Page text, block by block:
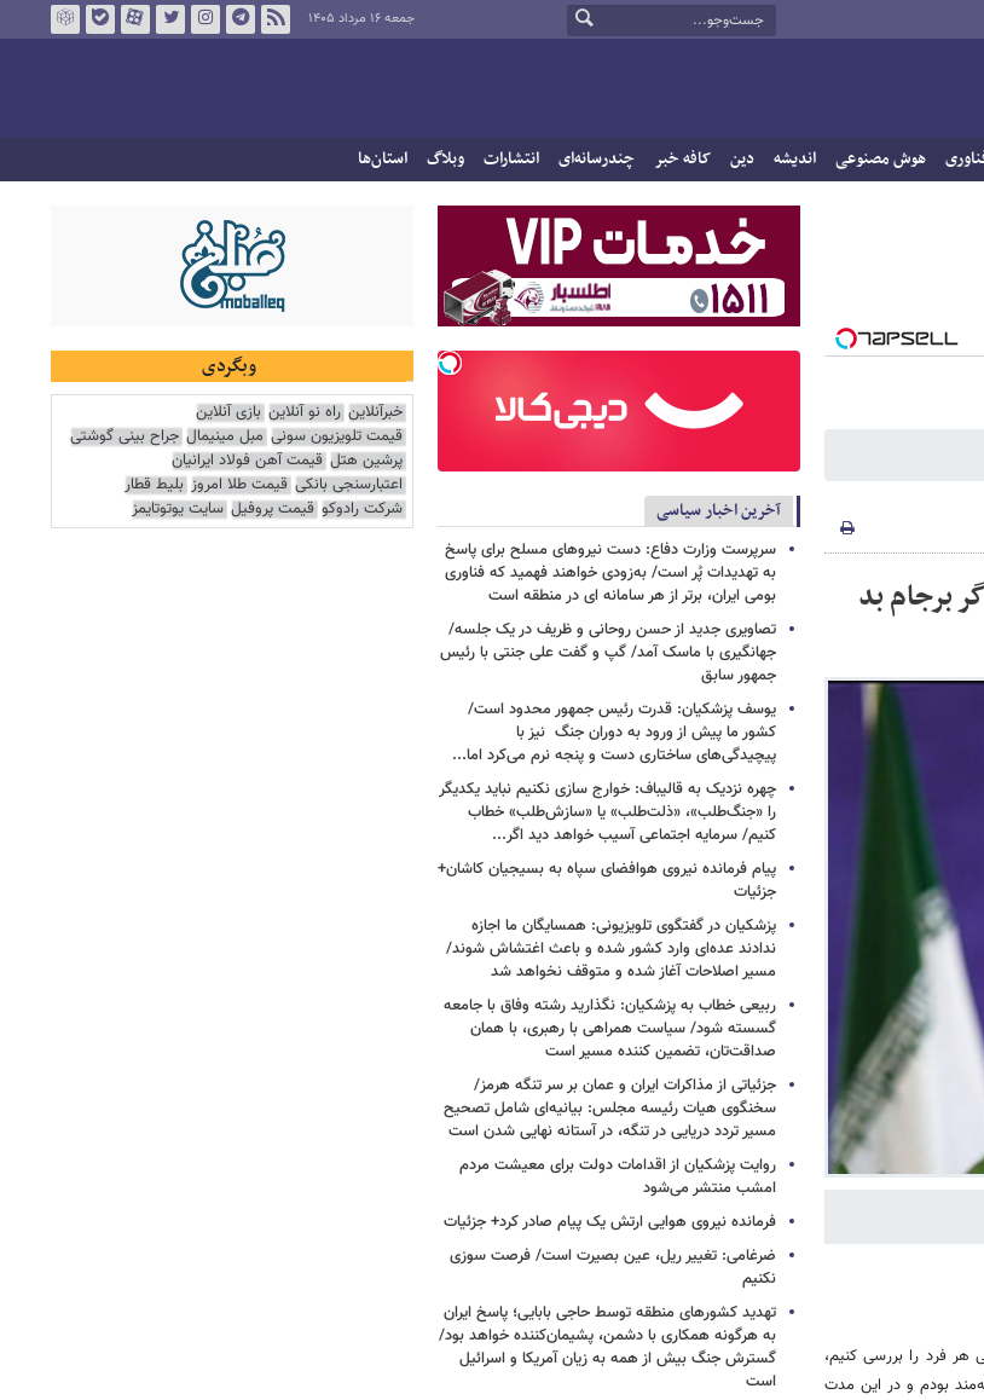
جمعه ۱۶ مرداد ۱۴۰۵
هوش مصنوعی اندیشه دین کافه خبر چندرسانه‌ای انتشارات وبلاگ استان‌ها
برجام بد
فرد را بررسی کنیم،
سیاسی کشور علاقه‌مند بودم و در این مدت
آخرین اخبار سیاسی
سرپرست وزارت دفاع: دست نیروهای مسلح برای پاسخ
به تهدیدات پُر است/ به‌زودی خواهند فهمید که فناوری
بومی ایران، برتر از هر سامانه ای در منطقه است
تصاویری جدید از حسن روحانی و ظریف در یک جلسه/
جهانگیری با ماسک آمد/ گپ و گفت علی جنتی با رئیس
جمهور سابق
یوسف پزشکیان: قدرت رئیس‌ جمهور محدود است/
کشور ما پیش از ورود به دوران جنگ نیز با
پیچیدگی‌های ساختاری دست و پنجه نرم می‌کرد اما...
چهره نزدیک به قالیباف: خوارج سازی نکنیم نباید یکدیگر
را «جنگ‌طلب»، «ذلت‌طلب» یا «سازش‌طلب» خطاب
کنیم/ سرمایه اجتماعی آسیب خواهد دید اگر...
پیام فرمانده نیروی هوافضای سپاه به بسیجیان کاشان+
جزئیات
پزشکیان در گفتگوی تلویزیونی: همسایگان ما اجازه
ندادند عده‌ای وارد کشور شده و باعث اغتشاش شوند/
مسیر اصلاحات آغاز شده و متوقف نخواهد شد
ربیعی خطاب به پزشکیان: نگذارید رشته وفاق با جامعه
گسسته شود/ سیاست همراهی با رهبری، با همان
صداقت‌تان، تضمین کننده مسیر است
جزئیاتی از مذاکرات ایران و عمان بر سر تنگه هرمز/
سخنگوی هیات رئیسه مجلس: بیانیه‌ای شامل تصحیح
مسیر تردد دریایی در تنگه، در آستانه نهایی شدن است
روایت پزشکیان از اقدامات دولت برای معیشت مردم
امشب منتشر می‌شود
فرمانده نیروی هوایی ارتش یک پیام صادر کرد+ جزئیات
ضرغامی: تغییر ریل، عین بصیرت است/ فرصت سوزی
نکنیم
تهدید کشورهای منطقه توسط حاجی بابایی؛ پاسخ ایران
به هرگونه همکاری با دشمن، پشیمان‌کننده خواهد بود/
گسترش جنگ بیش از همه به زیان آمریکا و اسرائیل
است
وبگردی
خبرآنلاین راه نو آنلاین بازی آنلاین
قیمت تلویزیون سونی مبل مینیمال جراح بینی گوشتی
پرشین هتل قیمت آهن فولاد ایرانیان
اعتبارسنجی بانکی قیمت طلا امروز بلیط قطار
شرکت رادوکو قیمت پروفیل سایت یوتوتایمز